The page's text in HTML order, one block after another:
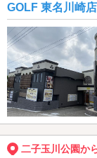
GOLF 東名川崎店
二子玉川公園か